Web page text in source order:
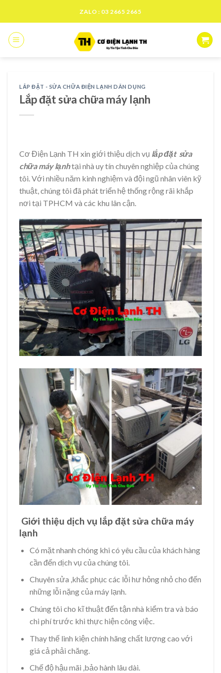
content
ZALO : 03 2665 2665
LẮP ĐẶT - SỬA CHỮA ĐIỆN LẠNH DÂN DỤNG
Lắp đặt sửa chữa máy lạnh
Cơ Điện Lạnh TH xin giới thiệu dịch vụ lắp đặt sửa
chữa máy lạnhtại nhà uy tín chuyên nghiệp của chúng
tôi. Với nhiều năm kinh nghiệm và đội ngũ nhân viên kỹ
thuật, chúng tôi đã phát triển hệ thống rộng rãi khắp
nơi tại TPHCM và các khu lân cận.
Giới thiệu dịch vụ lắp đặt sửa chữa máy
lạnh
Có mặt nhanh chóng khi có yêu cầu của khách hàng
cần đến dịch vụ của chúng tôi.
Chuyên sửa ,khắc phục các lỗi hư hỏng nhỏ cho đến
những lỗi nặng của máy lạnh.
Chúng tôi cho kĩ thuật đến tận nhà kiểm tra và báo
chi phí trước khi thực hiện công việc.
Thay thế linh kiện chính hãng chất lượng cao với
giá cả phải chăng.
Chế độ hậu mãi ,bảo hành lâu dài.